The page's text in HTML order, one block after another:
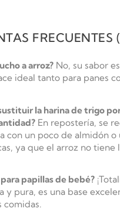
FRECUENTES
a arroz? No, su sabor
ideal tanto para panes
la harina de trigo
En repostería, se
con un poco de almidón o
ya que el arroz no tiene
para papillas de bebé?
y pura, es una base
comidas.